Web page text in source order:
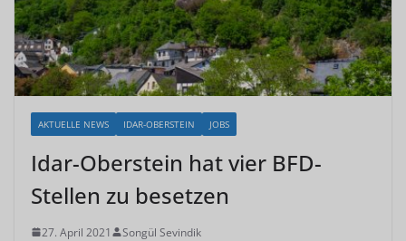
AKTUELLE NEWS IDAR-OBERSTEIN JOBS
Idar-Oberstein hat vier BFD-
Stellen zu besetzen
27. April 2021 Songül Sevindik